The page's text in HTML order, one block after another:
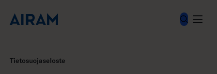
sisältöön
Tietosuojaseloste